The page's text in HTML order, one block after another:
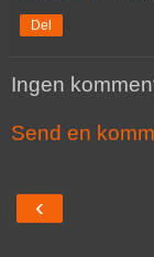
Del
Ingen
Send en
‹